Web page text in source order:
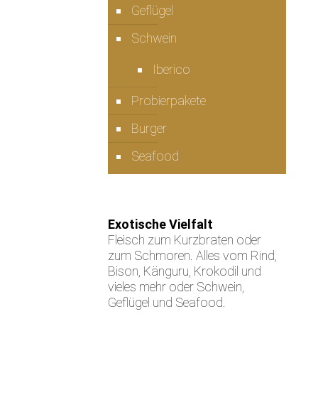
Geflügel
Schwein
Iberico
Probierpakete
Burger
Seafood
Exotische Vielfalt
Fleisch zum Kurzbraten oder
zum Schmoren. Alles vom Rind,
Bison, Känguru, Krokodil und
vieles mehr oder Schwein,
Geflügel und Seafood.